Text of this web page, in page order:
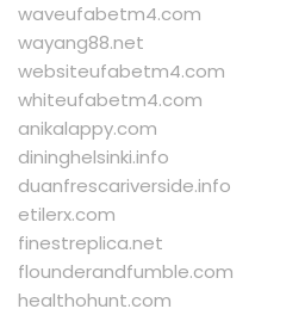
waveufabetm4.com
wayang88.net
websiteufabetm4.com
whiteufabetm4.com
anikalappy.com
dininghelsinki.info
duanfrescariverside.info
etilerx.com
finestreplica.net
flounderandfumble.com
healthohunt.com